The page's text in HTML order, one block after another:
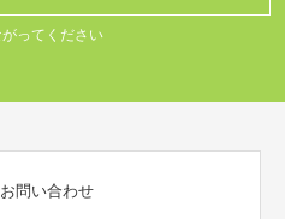
ってください
問い合わせ